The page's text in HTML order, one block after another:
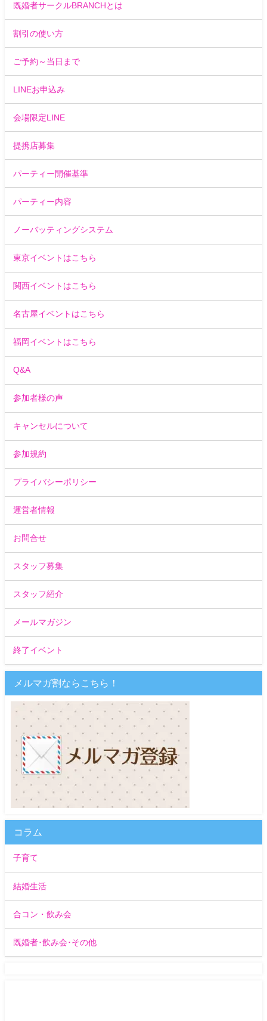
既婚者サークルBRANCHとは
割引の使い方
ご予約～当日まで
LINEお申込み
会場限定LINE
提携店募集
パーティー開催基準
パーティー内容
ノーバッティングシステム
東京イベントはこちら
関西イベントはこちら
名古屋イベントはこちら
福岡イベントはこちら
Q&A
参加者様の声
キャンセルについて
参加規約
プライバシーポリシー
運営者情報
お問合せ
スタッフ募集
スタッフ紹介
メールマガジン
終了イベント
メルマガ割ならこちら！
コラム
子育て
結婚生活
合コン・飲み会
既婚者･飲み会･その他